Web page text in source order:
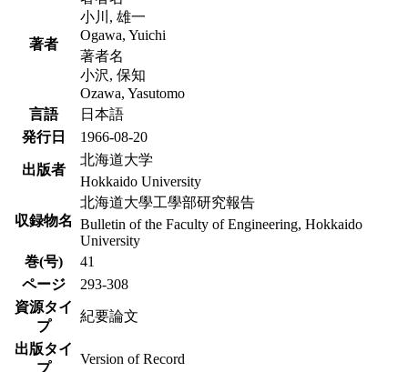
著者
小川, 雄一
Ogawa, Yuichi
著者名
小沢, 保知
Ozawa, Yasutomo
言語
日本語
発行日
1966-08-20
出版者
北海道大学
Hokkaido University
収録物名
北海道大學工學部研究報告
Bulletin of the Faculty of Engineering, Hokkaido
University
巻(号)
41
ページ
293-308
資源タイ
プ
紀要論文
出版タイ
プ
Version of Record